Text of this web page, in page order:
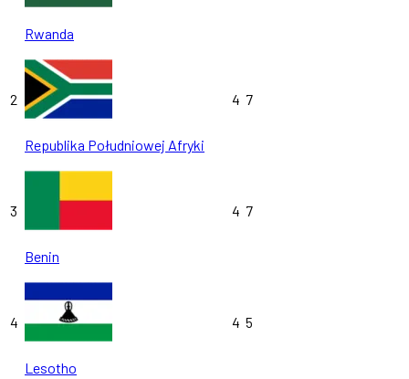
Rwanda
2
Republika Południowej Afryki
4 7
3
Benin
4 7
4
Lesotho
4 5